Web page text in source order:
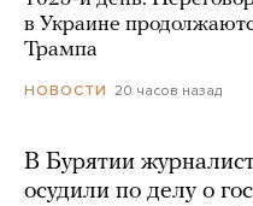
в Украине
Трампа
НОВОСТИ 20 часов назад
В Бурятии
осудили по делу о